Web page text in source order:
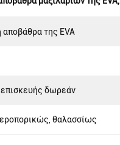
της EVA
επισκευής δωρεάν
θαλασσίως